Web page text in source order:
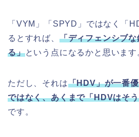
「VYM」「SPYD」ではなく「
るとすれば、 「ディフェンシブ
る」という点になるかと思います
ただし、それは「HDV」が一番
ではなく、あくまで「HDVはそ
です。